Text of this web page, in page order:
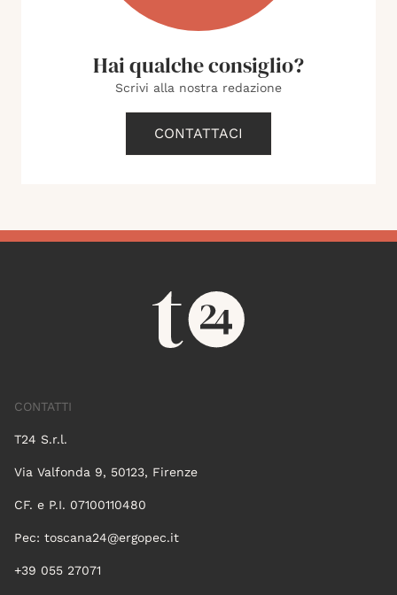
Hai qualche consiglio?
Scrivi alla nostra redazione
CONTATTACI
CONTATTI
T24 S.r.l.
Via Valfonda 9, 50123, Firenze
CF. e P.I. 07100110480
Pec: toscana24@ergopec.it
+39 055 27071